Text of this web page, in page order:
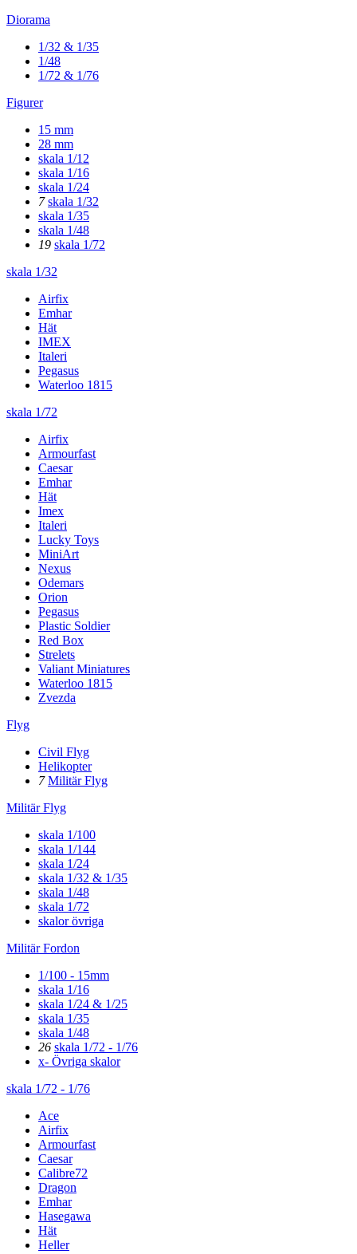
Diorama
1/32 & 1/35
1/48
1/72 & 1/76
Figurer
15 mm
28 mm
skala 1/12
skala 1/16
skala 1/24
7 skala 1/32
skala 1/35
skala 1/48
19 skala 1/72
skala 1/32
Airfix
Emhar
Hät
IMEX
Italeri
Pegasus
Waterloo 1815
skala 1/72
Airfix
Armourfast
Caesar
Emhar
Hät
Imex
Italeri
Lucky Toys
MiniArt
Nexus
Odemars
Orion
Pegasus
Plastic Soldier
Red Box
Strelets
Valiant Miniatures
Waterloo 1815
Zvezda
Flyg
Civil Flyg
Helikopter
7 Militär Flyg
Militär Flyg
skala 1/100
skala 1/144
skala 1/24
skala 1/32 & 1/35
skala 1/48
skala 1/72
skalor övriga
Militär Fordon
1/100 - 15mm
skala 1/16
skala 1/24 & 1/25
skala 1/35
skala 1/48
26 skala 1/72 - 1/76
x- Övriga skalor
skala 1/72 - 1/76
Ace
Airfix
Armourfast
Caesar
Calibre72
Dragon
Emhar
Hasegawa
Hät
Heller